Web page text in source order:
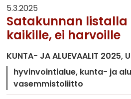
5.3.2025
Satakunnan listalla
kaikille, ei harvoille
KUNTA- JA ALUEVAALIT 2025
hyvinvointialue kunta- ja
vasemmistoliitto